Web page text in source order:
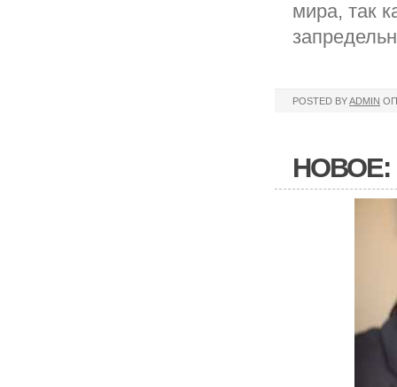
мира, так
POSTED BYADMIN